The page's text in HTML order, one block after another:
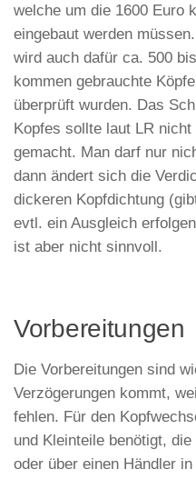
welche um die 1600 Euro
eingebaut werden
wird auch dafür ca. 500
kommen gebrauchte
überprüft wurden. Das
Kopfes sollte laut LR
gemacht. Man darf nur
dann ändert sich die
dickeren Kopfdichtung
evtl. ein Ausgleich
ist aber nicht sinnvoll.
Vorbereitungen
Die Vorbereitungen sind
Verzögerungen kommt,
fehlen. Für den
und Kleinteile benötigt,
oder über einen Händler